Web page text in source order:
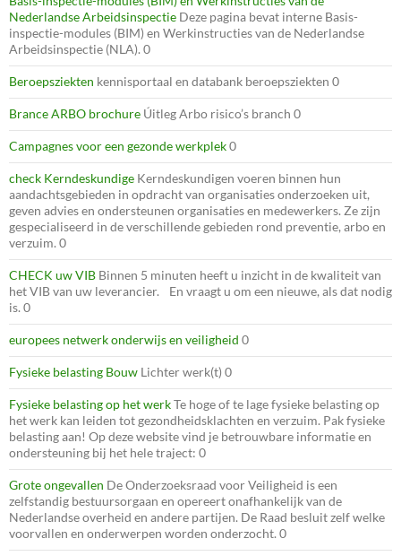
Nederlandse Arbeidsinspectie Deze pagina bevat interne Basis-
inspectie-modules (BIM) en Werkinstructies van de Nederlandse
Arbeidsinspectie (NLA). 0
Beroepsziekten kennisportaal en databank beroepsziekten 0
Brance ARBO brochure Úitleg Arbo risico’s branch 0
Campagnes voor een gezonde werkplek0
check Kerndeskundige Kerndeskundigen voeren binnen hun
aandachtsgebieden in opdracht van organisaties onderzoeken uit,
geven advies en ondersteunen organisaties en medewerkers. Ze zijn
gespecialiseerd in de verschillende gebieden rond preventie, arbo en
verzuim. 0
CHECK uw VIB Binnen 5 minuten heeft u inzicht in de kwaliteit van
het VIB van uw leverancier. En vraagt u om een nieuwe, als dat nodig
is. 0
europees netwerk onderwijs en veiligheid 0
Fysieke belasting Bouw Lichter werk(t) 0
Fysieke belasting op het werkTe hoge of te lage fysieke belasting op
het werk kan leiden tot gezondheidsklachten en verzuim. Pak fysieke
belasting aan! Op deze website vind je betrouwbare informatie en
ondersteuning bij het hele traject: 0
Grote ongevallen De Onderzoeksraad voor Veiligheid is een
zelfstandig bestuursorgaan en opereert onafhankelijk van de
Nederlandse overheid en andere partijen. De Raad besluit zelf welke
voorvallen en onderwerpen worden onderzocht. 0